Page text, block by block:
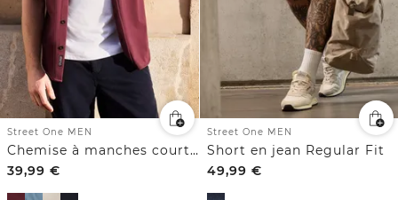
Street One MEN
Chemise à manches courtes en qualité piquée
39,99 €
Street One MEN
Short en jean Regular Fit
49,99 €